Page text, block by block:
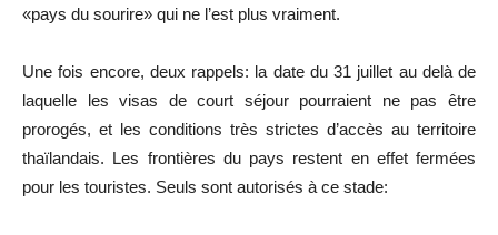
«pays du sourire» qui ne l’est plus vraiment.
Une fois encore, deux rappels: la date du 31 juillet au delà de
laquelle les visas de court séjour pourraient ne pas être
prorogés, et les conditions très strictes d’accès au territoire
thaïlandais. Les frontières du pays restent en effet fermées
pour les touristes. Seuls sont autorisés à ce stade: